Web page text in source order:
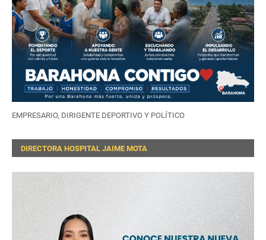
EMPRESARIO, DIRIGENTE DEPORTIVO Y POLÍTICO
DIRECTORA HOSPITAL JAIME MOTA